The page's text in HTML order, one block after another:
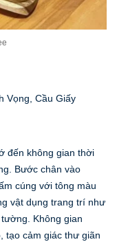
Vọng, Cầu Giấy
đến không gian thời
Bước chân vào
cúng với tông màu
vật dụng trang trí như
Không gian
tạo cảm giác thư giãn